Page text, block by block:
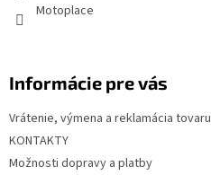
Motoplace
Informácie pre vás
Vrátenie, výmena a reklamácia tovaru
KONTAKTY
Možnosti dopravy a platby